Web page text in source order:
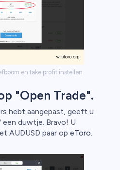
en take profit instellen
"Open Trade".
hebt aangepast, geeft u
een duwtje. Bravo! U
AUDUSD paar op eToro